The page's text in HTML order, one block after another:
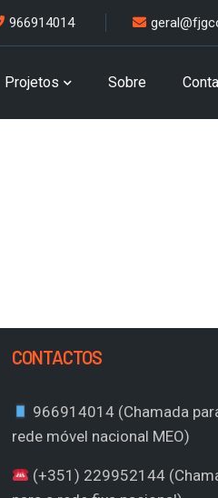
966914014
Projetos Sobre
CONTACTOS
966914014 (Chamada
rede móvel nacional MEO)
(+351) 229952144